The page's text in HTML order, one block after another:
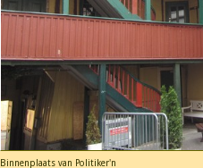
Binnenplaats van Politiker'n